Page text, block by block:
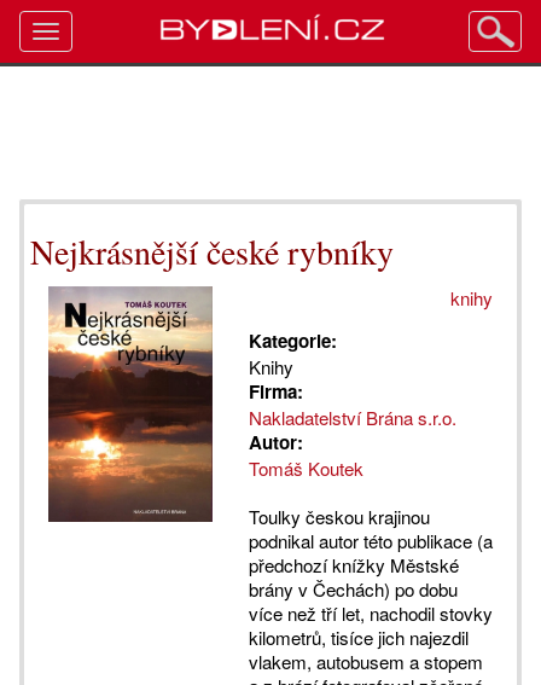
Nejkrásnější české rybníky
knihy
Kategorie:
Knihy
Firma:
Nakladatelství Brána s.r.o.
Autor:
Tomáš Koutek
Toulky českou krajinou
podnikal autor této publikace (a
předchozí knížky Městské
brány v Čechách) po dobu
více než tří let, nachodil stovky
kilometrů, tisíce jich najezdil
vlakem, autobusem a stopem
Toggle
navigation